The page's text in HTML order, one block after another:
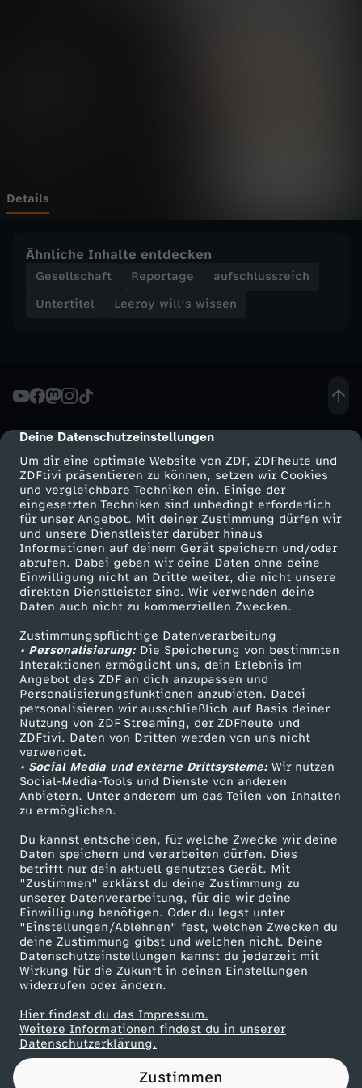
cmp-dialog-description
Deine Datenschutzeinstellungen
Um dir eine optimale Website von ZDF, ZDFheute und
ZDFtivi präsentieren zu können, setzen wir Cookies
und vergleichbare Techniken ein. Einige der
eingesetzten Techniken sind unbedingt erforderlich
für unser Angebot. Mit deiner Zustimmung dürfen wir
und unsere Dienstleister darüber hinaus
Informationen auf deinem Gerät speichern und/oder
abrufen. Dabei geben wir deine Daten ohne deine
Einwilligung nicht an Dritte weiter, die nicht unsere
direkten Dienstleister sind. Wir verwenden deine
Daten auch nicht zu kommerziellen Zwecken.
Zustimmungspflichtige Datenverarbeitung
• Personalisierung:Die Speicherung von bestimmten
Interaktionen ermöglicht uns, dein Erlebnis im
Angebot des ZDF an dich anzupassen und
Personalisierungsfunktionen anzubieten. Dabei
personalisieren wir ausschließlich auf Basis deiner
Nutzung von ZDF Streaming, der ZDFheute und
ZDFtivi. Daten von Dritten werden von uns nicht
verwendet.
• Social Media und externe Drittsysteme:Wir nutzen
Social-Media-Tools und Dienste von anderen
Anbietern. Unter anderem um das Teilen von Inhalten
zu ermöglichen.
Du kannst entscheiden, für welche Zwecke wir deine
Daten speichern und verarbeiten dürfen. Dies
betrifft nur dein aktuell genutztes Gerät. Mit
"Zustimmen" erklärst du deine Zustimmung zu
unserer Datenverarbeitung, für die wir deine
Einwilligung benötigen. Oder du legst unter
"Einstellungen/Ablehnen" fest, welchen Zwecken du
deine Zustimmung gibst und welchen nicht. Deine
Datenschutzeinstellungen kannst du jederzeit mit
Wirkung für die Zukunft in deinen Einstellungen
widerrufen oder ändern.
Hier findest du das Impressum.
Weitere Informationen findest du in unserer
Datenschutzerklärung.
Zustimmen
w
s
n
-
U
p
d
a
t
e
:
W
i
e
i
s
t
d
a
s
Details
Ähnliche Inhalte entdecken
Gesellschaft Reportage
aufschlussreich
Untertitel
Leeroy will's wissen
Mehr ZDF
ZDF-Apps
Smart TV
ZDFtext
Livestreams
Sendungen A-Z
TV-Programm
Service
ZDFmitreden
Kontakt zum ZDF
Tickets
Zuschauerservice
Hilfe
ZDF Unternehmen
Karriere
ZDF goes Schule
Werbefernsehen
Mainzelmännchen
Partner